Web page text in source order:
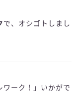
で、オシゴトしまし
ワーク！」いかがで